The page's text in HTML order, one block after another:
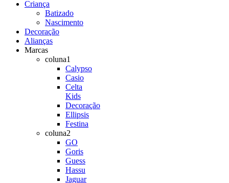
Criança
Batizado
Nascimento
Decoração
Alianças
Marcas
coluna1
Calypso
Casio
Celta
Kids
Decoração
Ellipsis
Festina
coluna2
GO
Goris
Guess
Hassu
Jaguar